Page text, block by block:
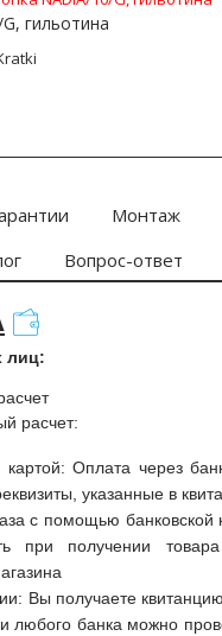
гильотина
Монтаж
Вопрос-ответ
лиц:
расчет:
картой: Оплата через
указанные в
с помощью банковской
при получении
Вы получаете
любого банка можно